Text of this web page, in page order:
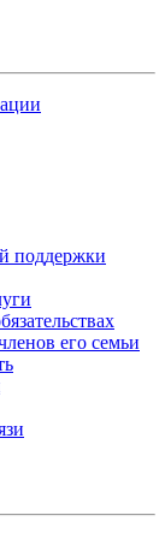
поддержки
его семьи